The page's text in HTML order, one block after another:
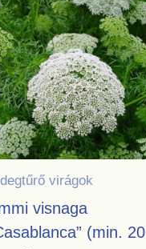
virágok
visnaga
(min. 20